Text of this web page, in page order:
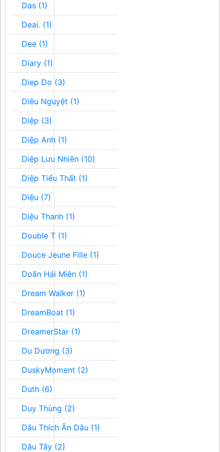
Das (1)
Deai. (1)
Dee (1)
Diary (1)
Diep Do (3)
Diêu Nguyệt (1)
Diệp (3)
Diệp Anh (1)
Diệp Lưu Nhiên (10)
Diệp Tiểu Thất (1)
Diệu (7)
Diệu Thanh (1)
Double T (1)
Douce Jeune Fille (1)
Doãn Hải Miên (1)
Dream Walker (1)
DreamBoat (1)
DreamerStar (1)
Du Dương (3)
DuskyMoment (2)
Duth (6)
Duy Thùng (2)
Dâu Thích Ăn Dâu (1)
Dâu Tây (2)